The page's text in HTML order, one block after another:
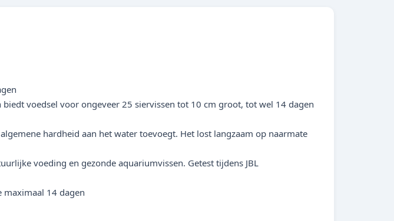
voedsel voor ongeveer 25 siervissen tot 10 cm groot, tot wel 14 dagen
hardheid aan het water toevoegt. Het lost langzaam op naarmate
voeding en gezonde aquariumvissen. Getest tijdens JBL
14 dagen